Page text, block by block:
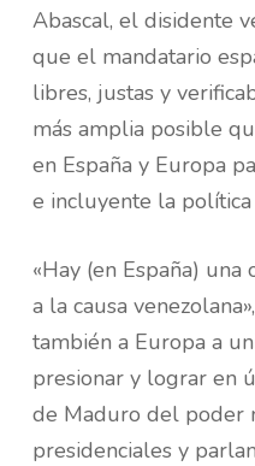
Abascal, el disidente
que el mandatario
libres, justas y
más amplia posible
en España y Europa
e incluyente la política
«Hay (en España)
a la causa
también a Europa a
presionar y lograr en
de Maduro del poder
presidenciales y